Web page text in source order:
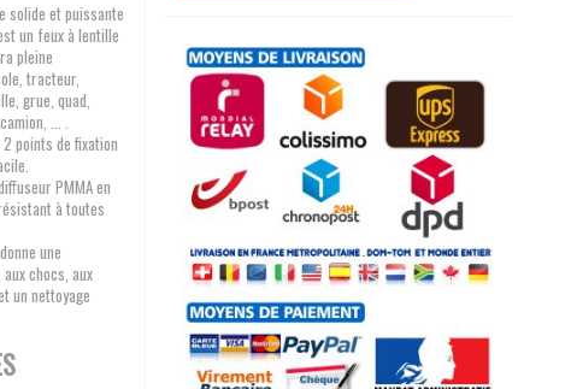
solide et puissante
un feux à lentille
pleine
tracteur,
grue, quad,
... .
points de fixation
PMMA en
à toutes
une
chocs, aux
un nettoyage